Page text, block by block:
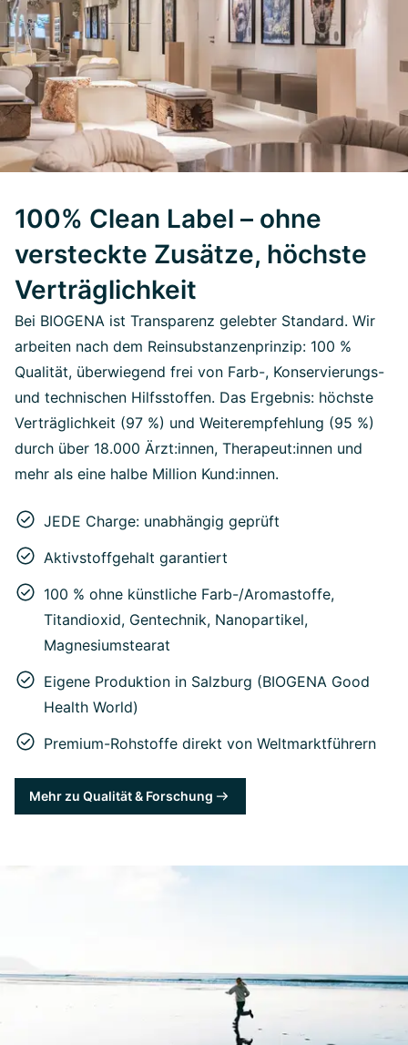
100% Clean Label – ohne
versteckte Zusätze, höchste
Verträglichkeit
Bei BIOGENA ist Transparenz gelebter Standard. Wir
arbeiten nach dem Reinsubstanzenprinzip: 100 %
Qualität, überwiegend frei von Farb-, Konservierungs-
und technischen Hilfsstoffen. Das Ergebnis: höchste
Verträglichkeit (97 %) und Weiterempfehlung (95 %)
durch über 18.000 Ärzt:innen, Therapeut:innen und
mehr als eine halbe Million Kund:innen.
JEDE Charge: unabhängig geprüft
Aktivstoffgehalt garantiert
100 % ohne künstliche Farb-/Aromastoffe,
Titandioxid, Gentechnik, Nanopartikel,
Magnesiumstearat
Eigene Produktion in Salzburg (BIOGENA Good
Health World)
Premium-Rohstoffe direkt von Weltmarktführern
Mehr zu Qualität & Forschung